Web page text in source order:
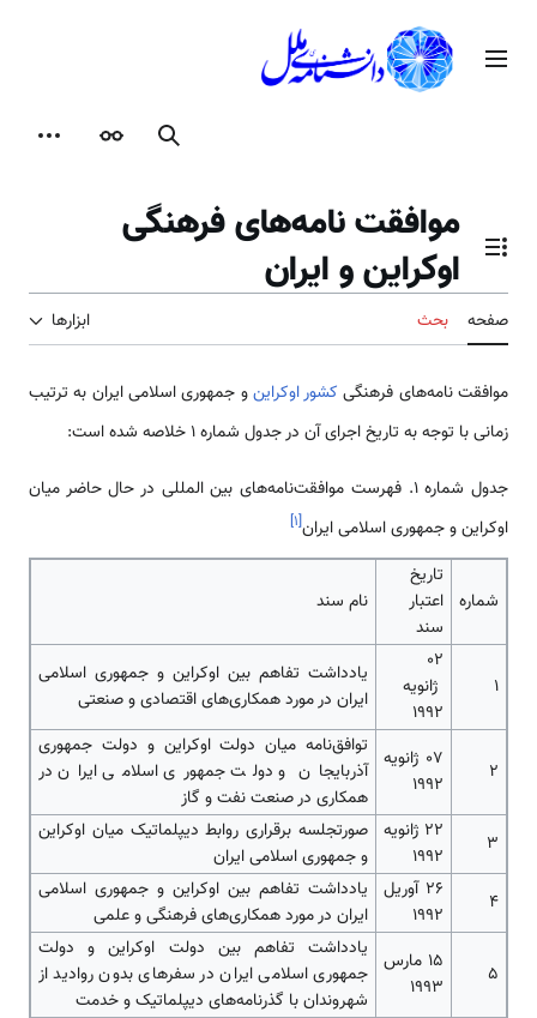
محتوامنوی اصلی
جستجوظاهر
تغییر وضعیت فهرست محتویات
موافقت نامه‌های فرهنگی
اوکراین و ایران
صفحه بحث ابزارها
موافقت نامه‌های فرهنگی کشور اوکراینو جمهوری اسلامی ایران به ترتیب
زمانی با توجه به تاریخ اجرای آن در جدول شماره 1 خلاصه شده است:
جدول شماره 1. فهرست موافقت‌نامه‌‌‌‌های بین المللی در حال حاضر میان
اوکراین و جمهوری اسلامی ایران[۱]
شماره
تاریخ
اعتبار
سند
نام سند
1
02
ژانویه
1992
یادداشت تفاهم بین اوکراین و جمهوری اسلامی
ایران در مورد همکاری‌های اقتصادی و صنعتی
2
07 ژانویه
1992
توافق‌نامه میان دولت اوکراین و دولت جمهوری
آذربایجان و دولت جمهوری اسلامی ایران در
همکاری در صنعت نفت و گاز
3
22 ژانویه
1992
صورتجلسه برقراری روابط دیپلماتیک میان اوکراین
و جمهوری اسلامی ایران
4
26 آوریل
1992
یادداشت تفاهم بین اوکراین و جمهوری اسلامی
ایران در مورد همکاری‌‌‌‌های فرهنگی و علمی
5
15 مارس
1993
یادداشت تفاهم بین دولت اوکراین و دولت
جمهوری اسلامی ایران در سفرهای بدون روادید از
شهروندان با گذرنامه‌‌‌‌های دیپلماتیک و خدمت